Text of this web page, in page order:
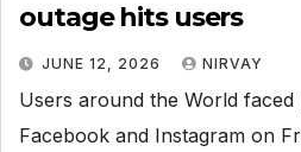
outage hits users
JUNE 12, 2026 NIRVAY
Users around the World faced
Facebook and Instagram on